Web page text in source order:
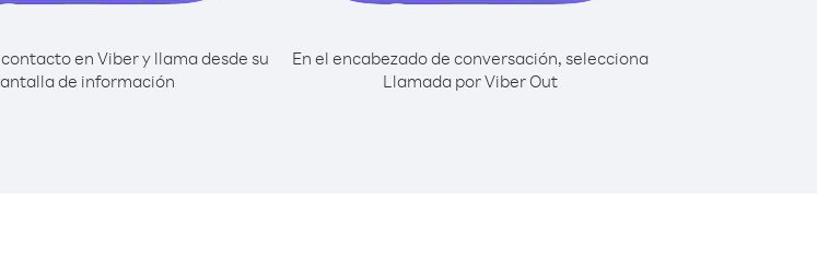
en Viber y llama desde su
de información
En el encabezado de conversación, selecciona
Llamada por Viber Out